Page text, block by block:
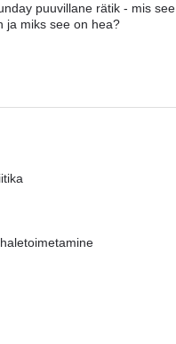
puuvillane rätik - mis see
ja miks see on hea?